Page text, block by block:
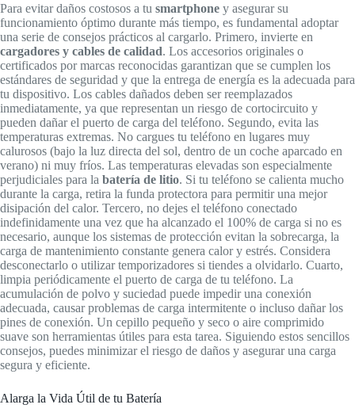
Para evitar daños costosos a tu smartphone y asegurar su
funcionamiento óptimo durante más tiempo, es fundamental adoptar
una serie de consejos prácticos al cargarlo. Primero, invierte en
cargadores y cables de calidad. Los accesorios originales o
certificados por marcas reconocidas garantizan que se cumplen los
estándares de seguridad y que la entrega de energía es la adecuada para
tu dispositivo. Los cables dañados deben ser reemplazados
inmediatamente, ya que representan un riesgo de cortocircuito y
pueden dañar el puerto de carga del teléfono. Segundo, evita las
temperaturas extremas. No cargues tu teléfono en lugares muy
calurosos (bajo la luz directa del sol, dentro de un coche aparcado en
verano) ni muy fríos. Las temperaturas elevadas son especialmente
perjudiciales para la batería de litio. Si tu teléfono se calienta mucho
durante la carga, retira la funda protectora para permitir una mejor
disipación del calor. Tercero, no dejes el teléfono conectado
indefinidamente una vez que ha alcanzado el 100% de carga si no es
necesario, aunque los sistemas de protección evitan la sobrecarga, la
carga de mantenimiento constante genera calor y estrés. Considera
desconectarlo o utilizar temporizadores si tiendes a olvidarlo. Cuarto,
limpia periódicamente el puerto de carga de tu teléfono. La
acumulación de polvo y suciedad puede impedir una conexión
adecuada, causar problemas de carga intermitente o incluso dañar los
pines de conexión. Un cepillo pequeño y seco o aire comprimido
suave son herramientas útiles para esta tarea. Siguiendo estos sencillos
consejos, puedes minimizar el riesgo de daños y asegurar una carga
segura y eficiente.
Alarga la Vida Útil de tu Batería